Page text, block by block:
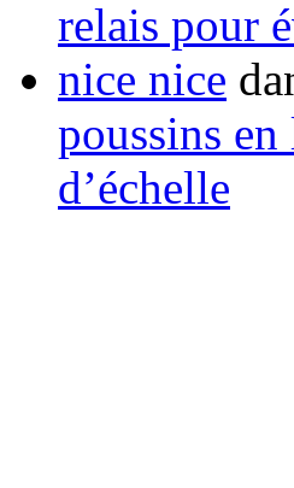
relais pour
nice nice
poussins
d’échelle